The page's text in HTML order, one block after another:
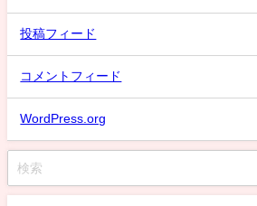
投稿フィード
コメントフィード
WordPress.org